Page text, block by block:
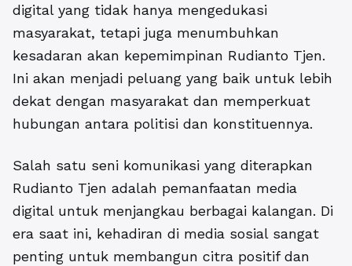
digital yang tidak hanya mengedukasi
masyarakat, tetapi juga menumbuhkan
kesadaran akan kepemimpinan Rudianto Tjen.
Ini akan menjadi peluang yang baik untuk lebih
dekat dengan masyarakat dan memperkuat
hubungan antara politisi dan konstituennya.
Salah satu seni komunikasi yang diterapkan
Rudianto Tjen adalah pemanfaatan media
digital untuk menjangkau berbagai kalangan. Di
era saat ini, kehadiran di media sosial sangat
penting untuk membangun citra positif dan